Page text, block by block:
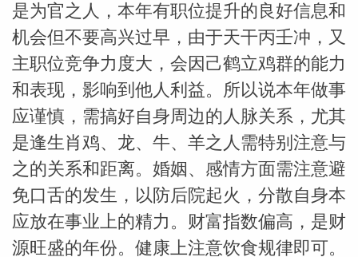
是为官之人，本年有职位提升的良好信息和
机会但不要高兴过早，由于天干丙壬冲，又
主职位竞争力度大，会因己鹤立鸡群的能力
和表现，影响到他人利益。所以说本年做事
应谨慎，需搞好自身周边的人脉关系，尤其
是逢生肖鸡、龙、牛、羊之人需特别注意与
之的关系和距离。婚姻、感情方面需注意避
免口舌的发生，以防后院起火，分散自身本
应放在事业上的精力。财富指数偏高，是财
源旺盛的年份。健康上注意饮食规律即可。